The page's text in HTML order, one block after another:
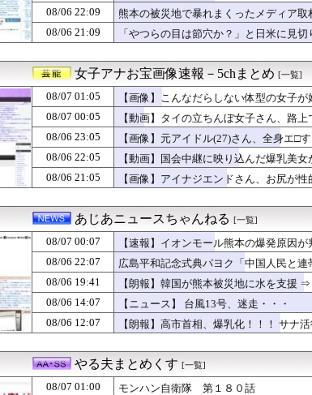
【悲報】スタバで大量にいるMacBookいじってるや
【動画】乃木坂野球部の若鷹軍団のダンスかわええ！
【画像】Kカップお○ぱいを下から眺めるとｗｗｗ
【海外の反応】冨安健洋がクリスタル・パレス加入へ
【衝撃】手術中に熊本地震が直撃した結果ｗｗｗｗｗ
勇者「劇的ビフォーアフター！」
DeNA・相川監督、ビド2軍再調整を明言「カウント
９０年代ってレトロというほど昔か…？
【画像】東大生の美人、垢抜け具合のビフォーアフタ
【困惑】「受賞者の名前だけでいい」高木美帆さんの
不倫相手(男)が「自分の下半身の画像」を私のスマホ
【画像】小学生アイドル「りりぴ」の激痩せダンス動
【ホロライブ】Youtubeの謎のイベント？
【悲報】吉岡里帆さん、アドリブで相手役俳優の手を
【画像】あの人気ポケモン、超エッチなフィギュアに
元山飛優←意外と守備範囲が微妙だった件
【衝撃】不倫で父を憎んでいた娘が2年後に真実を知
オタク「実際にプレイしたらわかるけどライザは友達
「安物買いの銭失いだったねぇ」とインドネシア高速
【ウマ娘】どうあがいてでも夏合宿で異界入りは避け
【外国人採用アンケ】諮問機関「差別、非公開答申」
【速報】イオンモール熊本の爆発原因が判明！！！！
【画像】こういうセクシーなマーメイドタイツ、女の
彼がうちの老犬を仰向けにしてお腹を踏んだ。そして
おり……
08/06 22:09
熊本の被災地で暴れまくったメディア
08/06 21:09
「やつらの目は節穴か？」と日米に見
女子アナお宝画像速報－5chまとめ [一覧]
08/07 01:05
【画像】こんなだらしない体型の女子が
08/07 00:05
【動画】タイの立ちんぼ女子さん、路
08/06 23:05
【画像】元アイドル(27)さん、全身エ□
08/06 22:05
【動画】国会中継に映り込んだ爆乳美
08/06 21:05
【画像】アイナジエンドさん、お尻が
あじあニュースちゃんねる [一覧]
08/07 00:07
【速報】イオンモール熊本の爆発原因が
08/06 22:07
広島平和記念式典パヨク「中国人民と連
08/06 19:41
【朗報】韓国が熊本被災地に水を支援
08/06 14:07
【ニュース】 台風13号、迷走・・・
08/06 12:07
【朗報】高市首相、爆乳化！！！ サナ
やる夫まとめくす [一覧]
08/07 01:00
モンハン自衛隊 第１８０話